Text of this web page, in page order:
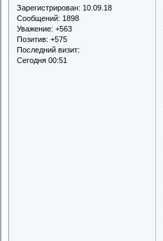
Зарегистрирован: 10.09.18
Сообщений: 1898
Уважение: +563
Позитив: +575
Последний визит:
Сегодня 00:51